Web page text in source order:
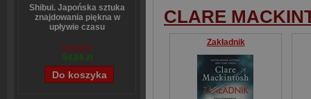
Shibui. Japońska sztuka
znajdowania piękna w
upływie czasu
64,13 zł
54,66 zł
CLARE
Zakładnik